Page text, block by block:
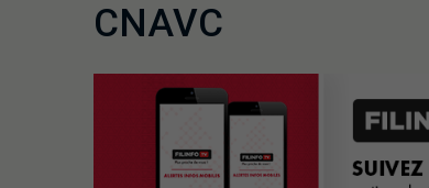
CNAVC